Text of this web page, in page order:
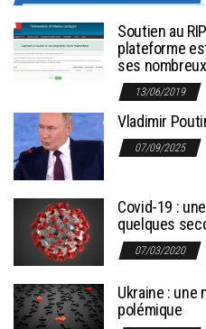
Soutien au
plateforme
ses
13/06/2019
Vladimir
07/09/2025
Covid-19 :
quelques
07/03/2020
Ukraine : une
polémique